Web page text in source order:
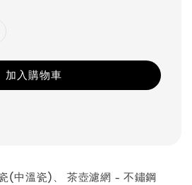
加入購物車
(中溫瓷)、 茶壺濾網 - 不鏽鋼